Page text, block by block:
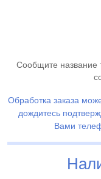
Сообщите название
Обработка заказа
дождитесь
Вами